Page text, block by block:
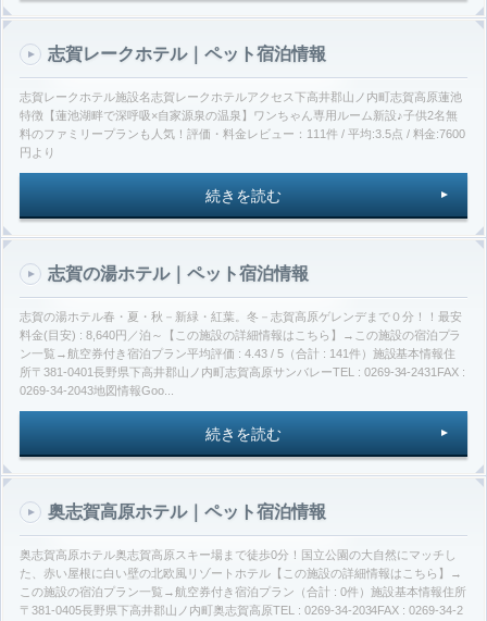
志賀レークホテル｜ペット宿泊情報
志賀レークホテル施設名志賀レークホテルアクセス下高井郡山ノ内町志賀高原蓮池
特徴【蓮池湖畔で深呼吸×自家源泉の温泉】ワンちゃん専用ルーム新設♪子供2名無
料のファミリープランも人気！評価・料金レビュー：111件 / 平均:3.5点 / 料金:7600
円より
続きを読む
志賀の湯ホテル｜ペット宿泊情報
志賀の湯ホテル春・夏・秋－新緑・紅葉。冬－志賀高原ゲレンデまで０分！！最安
料金(目安) : 8,640円／泊～【この施設の詳細情報はこちら】→この施設の宿泊プラ
ン一覧→航空券付き宿泊プラン平均評価 : 4.43 / 5（合計 : 141件）施設基本情報住
所〒381-0401長野県下高井郡山ノ内町志賀高原サンバレーTEL : 0269-34-2431FAX :
0269-34-2043地図情報Goo...
続きを読む
奥志賀高原ホテル｜ペット宿泊情報
奥志賀高原ホテル奥志賀高原スキー場まで徒歩0分！国立公園の大自然にマッチし
た、赤い屋根に白い壁の北欧風リゾートホテル【この施設の詳細情報はこちら】→
この施設の宿泊プラン一覧→航空券付き宿泊プラン（合計 : 0件）施設基本情報住所
〒381-0405長野県下高井郡山ノ内町奥志賀高原TEL : 0269-34-2034FAX : 0269-34-2